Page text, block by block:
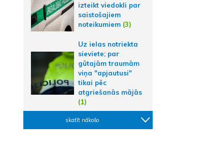
izteikt viedokli par
saistošajiem
noteikumiem (3)
Uz ielas notriekta
sieviete; par
gūtajām traumām
viņa "apjautusi"
tikai pēc
atgriešanās mājās
(1)
skatīt nākošo